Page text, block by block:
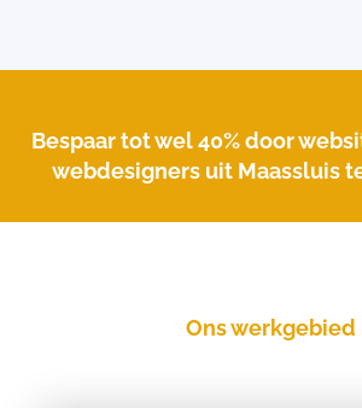
Bespaar tot wel 40% door
webdesigners uit Maassluis
Ons werkgebied